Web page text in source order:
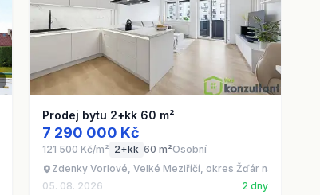
Prodej bytu 2+kk 60 m²
7 290 000 Kč
121 500 Kč/m² 2+kk 60 m²Osobní
Zdenky Vorlové, Velké Meziříčí, okres Žďár nad
05. 08. 2026
2 dny